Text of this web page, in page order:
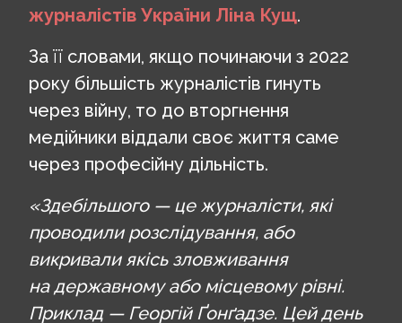
журналістів України Ліна Кущ.
За її словами, якщо починаючи з 2022
року більшість журналістів гинуть
через війну, то до вторгнення
медійники віддали своє життя саме
через професійну дільність.
«Здебільшого — це журналісти, які
проводили розслідування, або
викривали якісь зловживання
на державному або місцевому рівні.
Приклад — Георгій Ґонґадзе. Цей день